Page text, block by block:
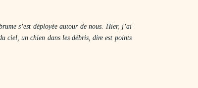
s’est déployée autour de nous. Hier, j’ai
ciel, un chien dans les débris, dire est points